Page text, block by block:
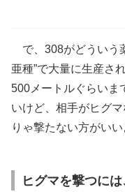
で、308がどういう
亜種”で大量に生産さ
500メートルぐらいま
いけど、相手がヒグ
りゃ撃たない方がい
ヒグマを撃つに